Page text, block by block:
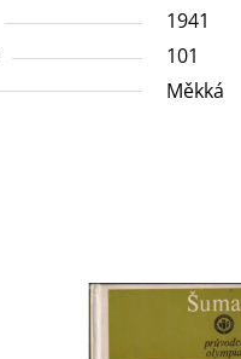
1941
101
Měkká